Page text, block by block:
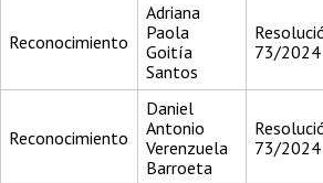
Reconocimiento
Adriana
Paola
Goitía
Santos
73/2024
Reconocimiento
Daniel
Antonio
Verenzuela
Barroeta
73/2024